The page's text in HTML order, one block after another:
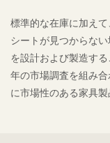
標準的な在庫に加え
シートが見つからな
を設計および製造す
年の市場調査を組み
に市場性のある家具製